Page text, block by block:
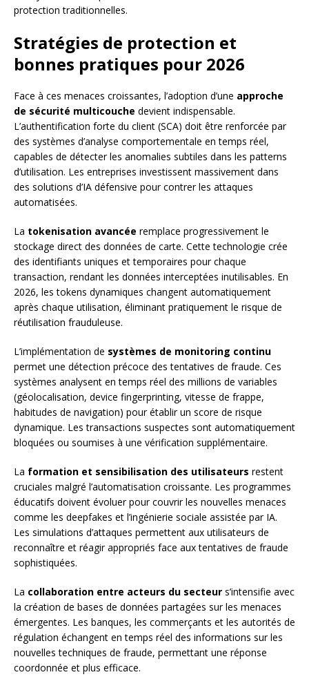
protection traditionnelles.
Stratégies de protection et
bonnes pratiques pour 2026
Face à ces menaces croissantes, l’adoption d’une approche
de sécurité multicouche devient indispensable.
L’authentification forte du client (SCA) doit être renforcée par
des systèmes d’analyse comportementale en temps réel,
capables de détecter les anomalies subtiles dans les patterns
d’utilisation. Les entreprises investissent massivement dans
des solutions d’IA défensive pour contrer les attaques
automatisées.
La tokenisation avancée remplace progressivement le
stockage direct des données de carte. Cette technologie crée
des identifiants uniques et temporaires pour chaque
transaction, rendant les données interceptées inutilisables. En
2026, les tokens dynamiques changent automatiquement
après chaque utilisation, éliminant pratiquement le risque de
réutilisation frauduleuse.
L’implémentation de systèmes de monitoring continu
permet une détection précoce des tentatives de fraude. Ces
systèmes analysent en temps réel des millions de variables
(géolocalisation, device fingerprinting, vitesse de frappe,
habitudes de navigation) pour établir un score de risque
dynamique. Les transactions suspectes sont automatiquement
bloquées ou soumises à une vérification supplémentaire.
La formation et sensibilisation des utilisateurs restent
cruciales malgré l’automatisation croissante. Les programmes
éducatifs doivent évoluer pour couvrir les nouvelles menaces
comme les deepfakes et l’ingénierie sociale assistée par IA.
Les simulations d’attaques permettent aux utilisateurs de
reconnaître et réagir appropriés face aux tentatives de fraude
sophistiquées.
La collaboration entre acteurs du secteur s’intensifie avec
la création de bases de données partagées sur les menaces
émergentes. Les banques, les commerçants et les autorités de
régulation échangent en temps réel des informations sur les
nouvelles techniques de fraude, permettant une réponse
coordonnée et plus efficace.